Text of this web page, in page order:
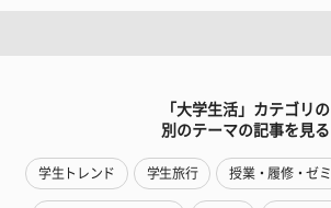
「大学生活」カテゴリの
別のテーマの記事を見る
学生トレンド 学生旅行 授業・履修・ゼミ